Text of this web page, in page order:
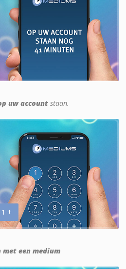
uw account staan.
+
een medium